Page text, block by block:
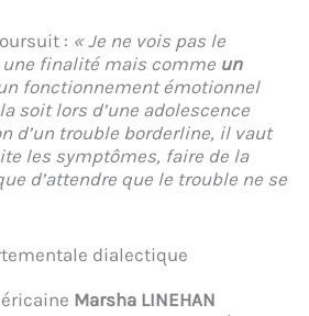
: « Je ne vois pas le
finalité mais comme un
fonctionnement émotionnel
soit lors d’une adolescence
d’un trouble borderline, il vaut
les symptômes, faire de la
d’attendre que le trouble ne se
dialectique
Marsha LINEHAN